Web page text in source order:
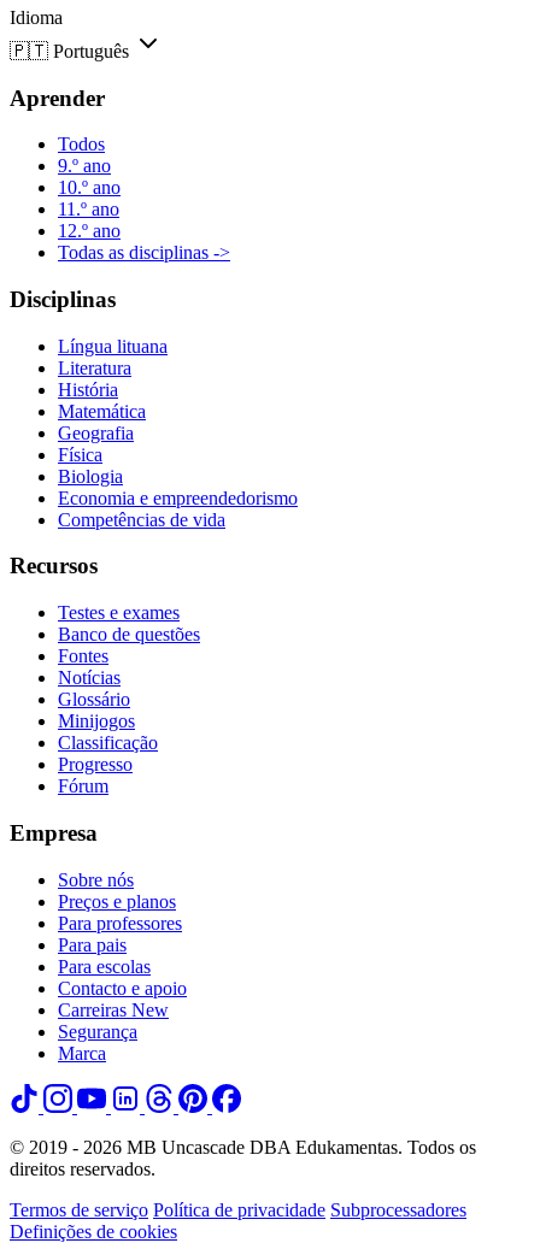
Idioma
🇵🇹 Português
Aprender
Todos
9.º ano
10.º ano
11.º ano
12.º ano
Todas as disciplinas ->
Disciplinas
Língua lituana
Literatura
História
Matemática
Geografia
Física
Biologia
Economia e empreendedorismo
Competências de vida
Recursos
Testes e exames
Banco de questões
Fontes
Notícias
Glossário
Minijogos
Classificação
Progresso
Fórum
Empresa
Sobre nós
Preços e planos
Para professores
Para pais
Para escolas
Contacto e apoio
Carreiras New
Segurança
Marca
© 2019 - 2026 MB Uncascade DBA Edukamentas. Todos os
direitos reservados.
Termos de serviço Política de privacidade Subprocessadores
Definições de cookies